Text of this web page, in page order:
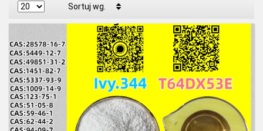
Sortuj wg.